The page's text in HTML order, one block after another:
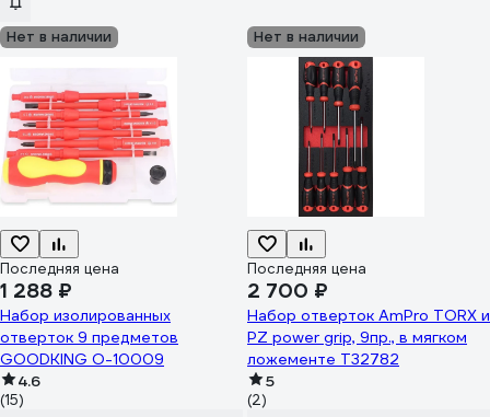
Нет в наличии
Последняя цена
1 288 ₽
Набор изолированных
отверток 9 предметов
GOODKING O-10009
4.6
(15)
Нет в наличии
Последняя цена
2 700 ₽
Набор отверток AmPro TORX и
PZ power grip, 9пр., в мягком
ложементе T32782
5
(2)